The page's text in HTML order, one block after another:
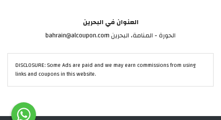
العنوان في البحرين
الحورة - المنامة‎، البحرين bahrain@alcoupon.com
DISCLOSURE: Some Ads are paid and we may earn commissions from using
links and coupons in this website.